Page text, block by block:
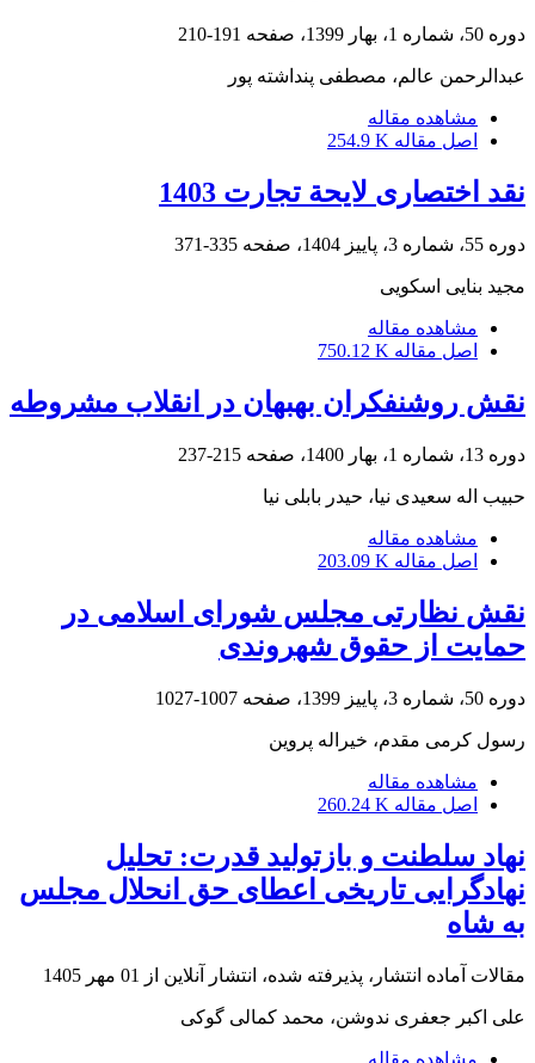
دوره 50، شماره 1، بهار 1399، صفحه 191-210
عبدالرحمن عالم، مصطفی پنداشته پور
مشاهده مقاله
اصل مقاله 254.9 K
نقد اختصاری لایحة تجارت 1403
دوره 55، شماره 3، پاییز 1404، صفحه 335-371
مجید بنایی اسکویی
مشاهده مقاله
اصل مقاله 750.12 K
نقش روشنفکران بهبهان در انقلاب مشروطه
دوره 13، شماره 1، بهار 1400، صفحه 215-237
حبیب اله سعیدی نیا، حیدر بابلی نیا
مشاهده مقاله
اصل مقاله 203.09 K
نقش نظارتی مجلس شورای اسلامی در
حمایت از حقوق شهروندی
دوره 50، شماره 3، پاییز 1399، صفحه 1007-1027
رسول کرمی مقدم، خیراله پروین
مشاهده مقاله
اصل مقاله 260.24 K
نهاد سلطنت و بازتولید قدرت: تحلیل
نهادگرایی تاریخی اعطای حق انحلال مجلس
به شاه
مقالات آماده انتشار، پذیرفته شده، انتشار آنلاین از 01 مهر 1405
علی اکبر جعفری ندوشن، محمد کمالی گوکی
مشاهده مقاله